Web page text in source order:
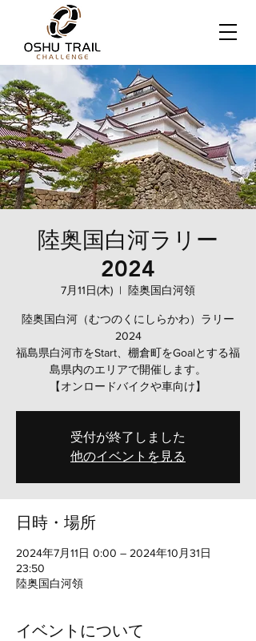
陸奥国白河ラリー
2024
7月11日(木)
  |
陸奥国白河領
陸奥国白河（むつのくにしらかわ）ラリー
2024
福島県白河市をStart、棚倉町をGoalとする福
島県内のエリアで開催します。
【オンロードバイクや車向け】
受付が終了しました
他のイベントを見る
日時・場所
2024年7月11日 0:00 – 2024年10月31日
23:50
陸奥国白河領
イベントについて